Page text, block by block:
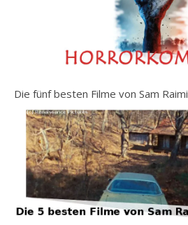
Die fünf besten Filme von Sam Raimi